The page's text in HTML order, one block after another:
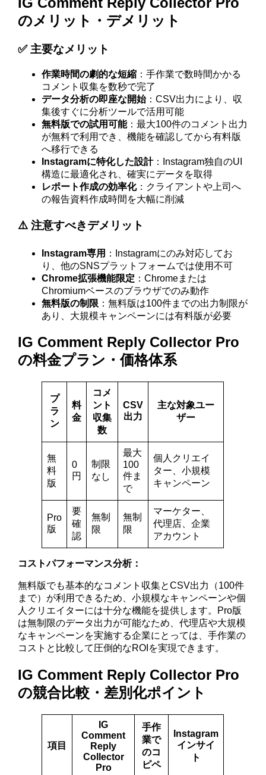
のメリット・デメリット
✅ 主要なメリット
作業時間の劇的な短縮 ：手作業で数時間かかる
コメント収集を数秒で完了
データ分析の即座な開始：CSV出力により、収
集後すぐに分析ツールで活用可能
無料版での試用可能：最大100件のコメント出力
が無料で利用でき、機能を確認してから有料版
へ移行できる
Instagramに特化した設計：Instagram独自のUI
構造に最適化され、確実にデータを取得
レポート作成の効率化：クライアントや上司へ
の報告資料作成時間を大幅に削減
⚠️ 注意すべきデメリット
Instagram専用 ：Instagramにのみ対応してお
り、他のSNSプラットフォームでは使用不可
Chrome拡張機能限定 ：Chromeまたは
Chromiumベースのブラウザでのみ動作
無料版の制限 ：無料版は100件までの出力制限が
あり、大規模キャンペーンには有料版が必要
IG Comment Reply Collector Pro
の料金プラン・価格体系
プ
ラ
ン
料
金
コメ
ント
収集
数
CSV
出力
主な対象ユー
ザー
無
料
版
0
円
制限
なし
最大
100
件ま
で
個人クリエイ
ター、小規模
キャンペーン
Pro
版
要
確
認
無制
限
無制
限
マーケター、
代理店、企業
アカウント
コストパフォーマンス分析：
無料版でも基本的なコメント収集とCSV出力（100件
まで）が利用できるため、小規模なキャンペーンや個
人クリエイターには十分な機能を提供します。Pro版
は無制限のデータ出力が可能なため、代理店や大規模
なキャンペーンを実施する企業にとっては、手作業の
コストと比較して圧倒的なROIを実現できます。
IG Comment Reply Collector Pro
の競合比較・差別化ポイント
項目
IG
Comment
Reply
Collector
Pro
手作
業で
のコ
ピペ
Instagram
インサイ
ト